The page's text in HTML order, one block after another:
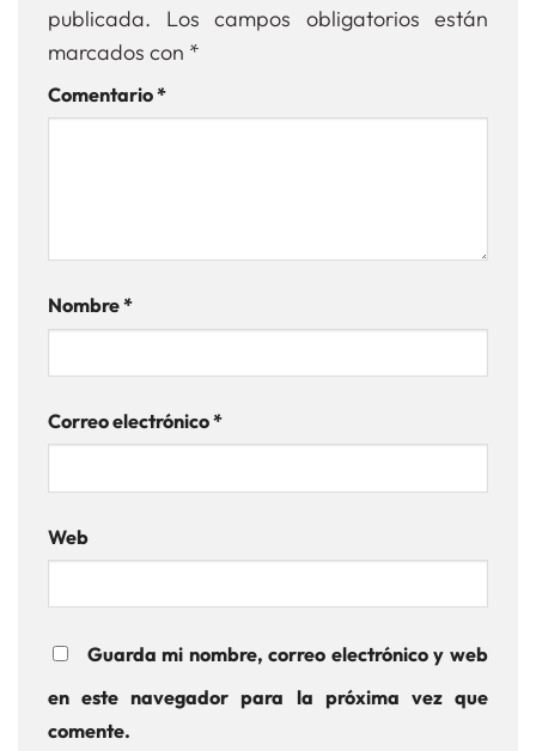
publicada.
Los campos obligatorios están
marcados con *
Comentario*
Nombre*
Correo electrónico*
Web
Guarda mi nombre, correo electrónico y web
en este navegador para la próxima vez que
comente.